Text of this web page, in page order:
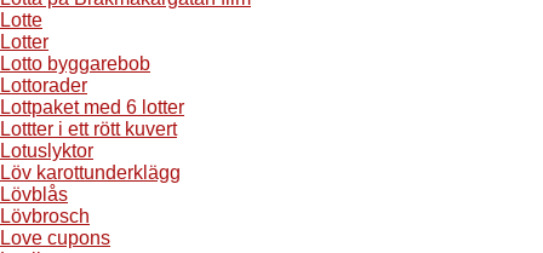
Lotte
Lotter
Lotto byggarebob
Lottorader
Lottpaket med 6 lotter
Lottter i ett rött kuvert
Lotuslyktor
Löv karottunderklägg
Lövblås
Lövbrosch
Love cupons